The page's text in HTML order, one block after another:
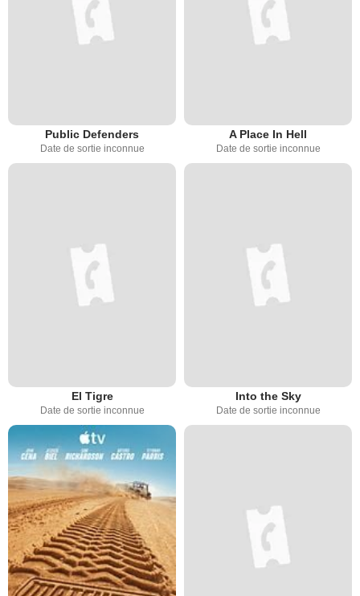
Public Defenders
Date de sortie inconnue
A Place In Hell
Date de sortie inconnue
El Tigre
Date de sortie inconnue
Into the Sky
Date de sortie inconnue